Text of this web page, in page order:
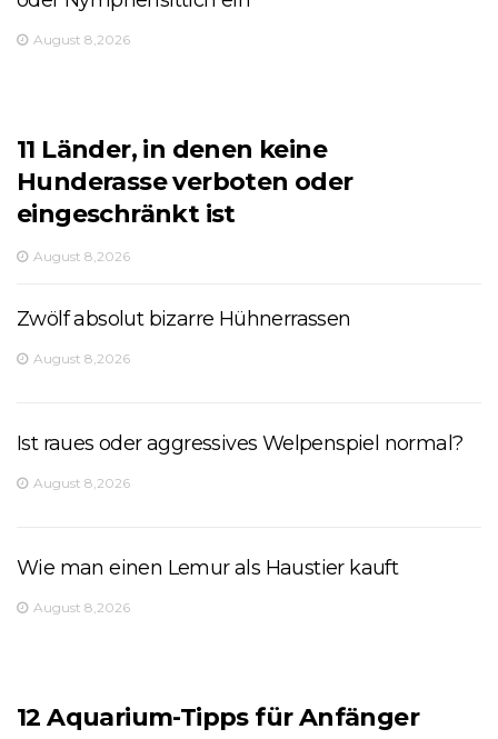
August 8,2026
11 Länder, in denen keine
Hunderasse verboten oder
eingeschränkt ist
August 8,2026
Zwölf absolut bizarre Hühnerrassen
August 8,2026
Ist raues oder aggressives Welpenspiel normal?
August 8,2026
Wie man einen Lemur als Haustier kauft
August 8,2026
12 Aquarium-Tipps für Anfänger